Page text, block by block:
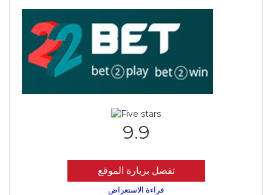
9.9
تفضل بزيارة الموقع
قراءة الاستعراض